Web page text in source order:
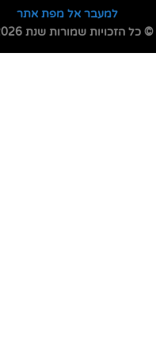
למעבר אל מפת אתר
© כל הזכויות שמורות שנת 2026 ©